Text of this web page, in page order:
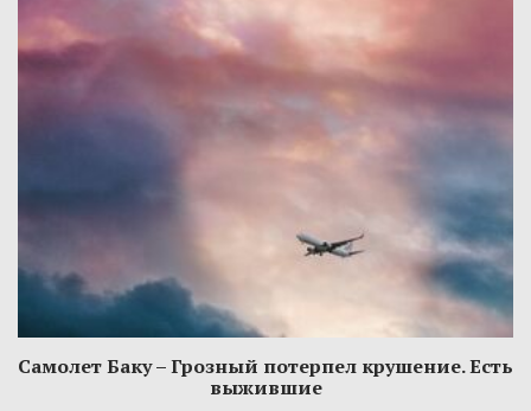
Самолет Баку – Грозный потерпел крушение. Есть
выжившие